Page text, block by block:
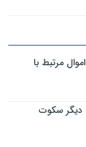
مرتبط با
دیگر سکوت